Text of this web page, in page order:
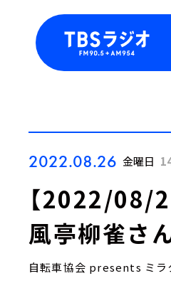
2022.08.26 金曜日
【2022/08/
風亭柳雀さ
自転車協会 presents ミラ